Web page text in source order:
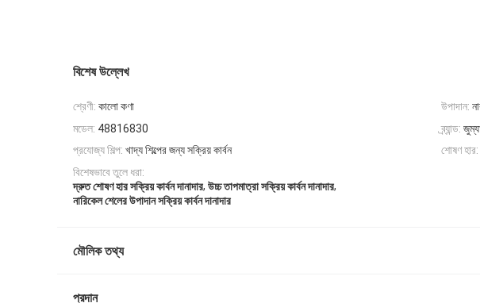
বিশেষ উল্লেখ
শ্রেণী: কালো কণা উপাদান:
মডেল: 48816830 ব্র্যান্ড:
প্রযোজ্য শিল্প: খাদ্য শিল্পের জন্য সক্রিয় কার্বন শোষণ হার:
বিশেষভাবে তুলে ধরা:
দ্রুত শোষণ হার সক্রিয় কার্বন দানাদার, উচ্চ তাপমাত্রা সক্রিয় কার্বন দানাদার,
নারিকেল শেলের উপাদান সক্রিয় কার্বন দানাদার
মৌলিক তথ্য
প্রদান